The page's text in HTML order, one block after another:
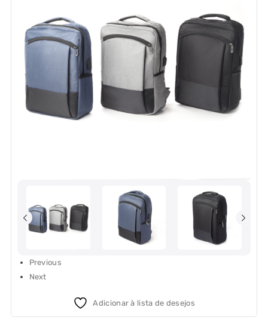
Previous
Next
Adicionar à lista de desejos